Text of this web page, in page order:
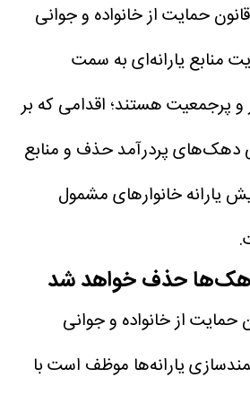
حمایت از خانواده و جوانی
منابع یارانه‌ای به سمت
و پرجمعیت هستند؛ اقدامی که بر
دهک‌های پردرآمد حذف و منابع
یارانه خانوارهای مشمول
دهک‌ها حذف خواهد شد
ماده ۱۳ قانون حمایت از خانواده و جوانی
یارانه‌ها موظف است با